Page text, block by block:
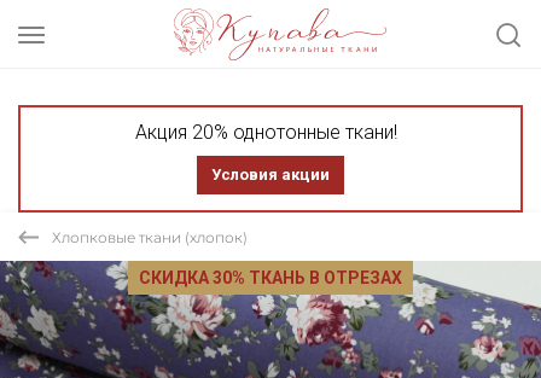
Акция 20% однотонные ткани!
Условия акции
Хлопковые ткани (хлопок)
СКИДКА 30% ТКАНЬ В ОТРЕЗАХ